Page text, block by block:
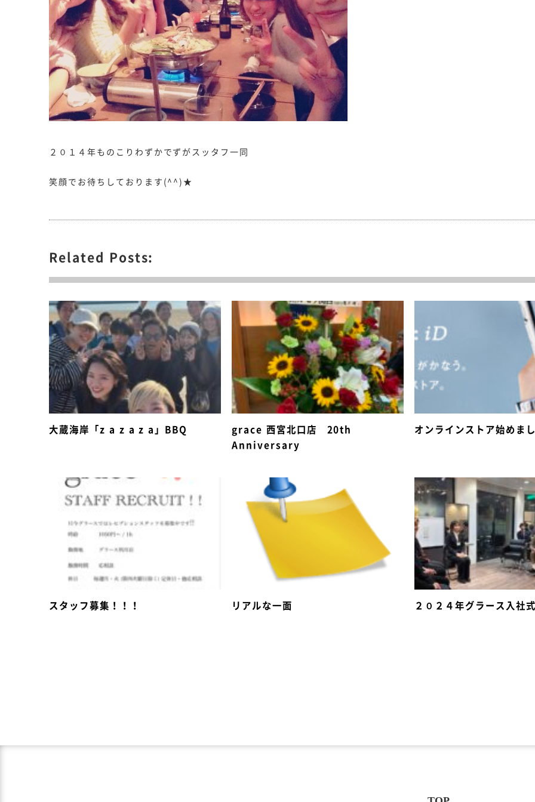
２０１４年ものこりわずかでずがスッタフ一同
笑顔でお待ちしております(^^)★
Related Posts:
大蔵海岸「z a z a z a」BBQ
grace 西宮北口店 20th
Anniversary
オンラインストア始めま
スタッフ募集！！！ リアルな一面 ２０２４年グラース入社